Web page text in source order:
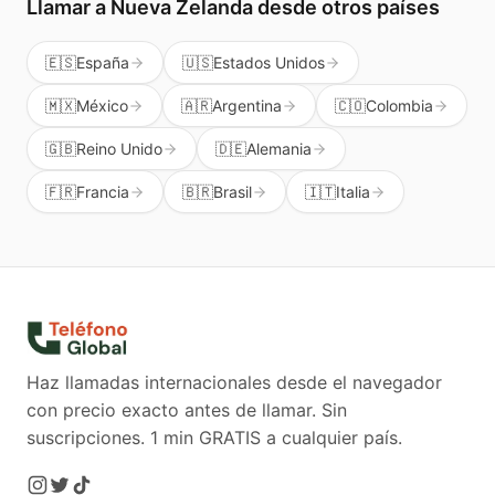
Llamar a Nueva Zelandadesde otros países
🇪🇸España 🇺🇸Estados Unidos
🇲🇽México 🇦🇷Argentina 🇨🇴Colombia
🇬🇧Reino Unido 🇩🇪Alemania
🇫🇷Francia 🇧🇷Brasil 🇮🇹Italia
Haz llamadas internacionales desde el navegador
con precio exacto antes de llamar. Sin
suscripciones. 1 min GRATIS a cualquier país.